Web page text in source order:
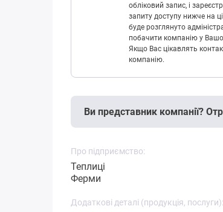
обліковий запис, і
запиту доступу нижче на
буде розглянуто
побачити компанію у
Якщо Вас цікавлять
компанію.
Ви представник компанії?
Про підприємство:
Теплиці
Ферми
Додаткові деталі (продукція, послуги):